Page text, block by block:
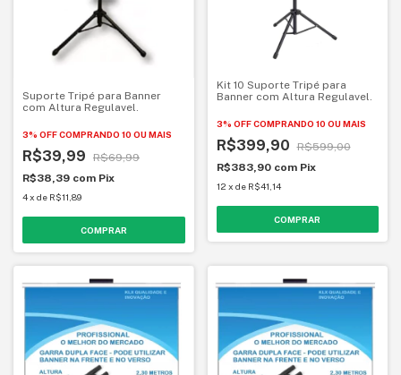
Suporte Tripé para Banner
com Altura Regulavel.
3% OFFCOMPRANDO 10 OU MAIS
R$39,99
R$69,99
R$38,39 com Pix
4x de R$11,89
Kit 10 Suporte Tripé para
Banner com Altura Regulavel.
3% OFF COMPRANDO 10 OU MAIS
R$399,90
R$599,00
R$383,90 com Pix
12 x de R$41,14